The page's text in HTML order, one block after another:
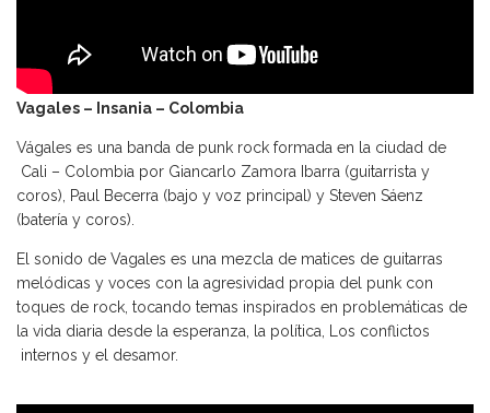
Vagales – Insania – Colombia
Vágales es una banda de punk rock formada en la ciudad de
Cali – Colombia por Giancarlo Zamora Ibarra (guitarrista y
coros), Paul Becerra (bajo y voz principal) y Steven Sáenz
(batería y coros).
El sonido de Vagales es una mezcla de matices de guitarras
melódicas y voces con la agresividad propia del punk con
toques de rock, tocando temas inspirados en problemáticas de
la vida diaria desde la esperanza, la política, Los conflictos
internos y el desamor.